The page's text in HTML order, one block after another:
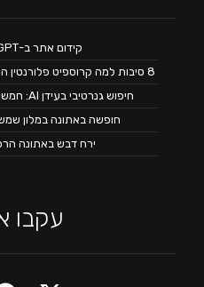
קידום אתר ב-ChatGPT: מדריך מקיף
8 סיבות למה קרוספיט פלורנטין הוא המועדון המומלץ ביותר בתל אביב
חיפוש גנרטיבי בעידן AI: חמשה כלי GEO שעושים את זה נכון
חופשה באתונה במלון
ירח דבש באתונה
עקבו